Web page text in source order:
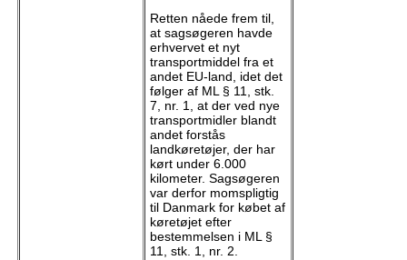
Retten nåede frem til,
at sagsøgeren havde
erhvervet et nyt
transportmiddel fra et
andet EU-land, idet det
følger af ML § 11, stk.
7, nr. 1, at der ved nye
transportmidler blandt
andet forstås
landkøretøjer, der har
kørt under 6.000
kilometer. Sagsøgeren
var derfor momspligtig
til Danmark for købet af
køretøjet efter
bestemmelsen i ML §
11, stk. 1, nr. 2.